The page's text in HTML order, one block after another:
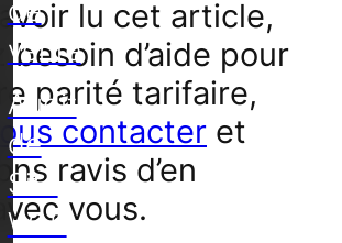
de
vente
Audit
de
Site
Web
lu cet article,
besoin d’aide pour
parité tarifaire,
nous contacter et
ravis d’en
vous.